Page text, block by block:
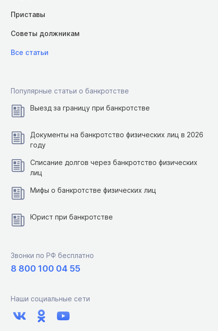
Приставы
Советы должникам
Все статьи
Популярные статьи о банкротстве
Выезд за границу при банкротстве
Документы на банкротство физических лиц в 2026
году
Списание долгов через банкротство физических
лиц
Мифы о банкротстве физических лиц
Юрист при банкротстве
Звонки по РФ бесплатно
8 800 100 04 55
Наши социальные сети